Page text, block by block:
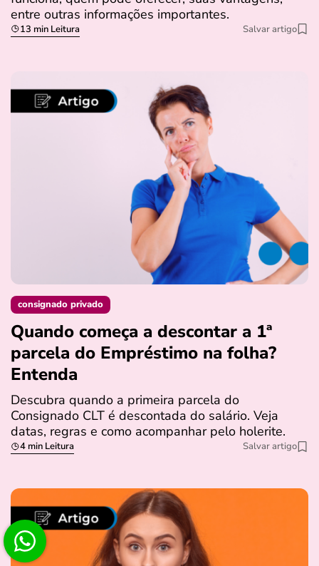
entre outras informações importantes.
13 min Leitura Salvar artigo
consignado privado
Quando começa a descontar a 1ª
parcela do Empréstimo na folha?
Entenda
Descubra quando a primeira parcela do
Consignado CLT é descontada do salário. Veja
datas, regras e como acompanhar pelo holerite.
4 min Leitura Salvar artigo